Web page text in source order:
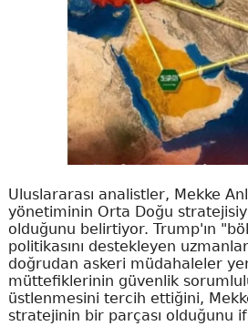
Uluslararası analistler, Mekke
yönetiminin Orta Doğu
olduğunu belirtiyor. Trump'ın
politikasını destekleyen
doğrudan askeri müdahaleler
müttefiklerinin güvenlik
üstlenmesini tercih ettiğini,
stratejinin bir parçası olduğunu